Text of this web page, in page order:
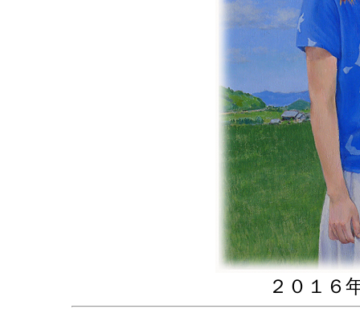
２０１６